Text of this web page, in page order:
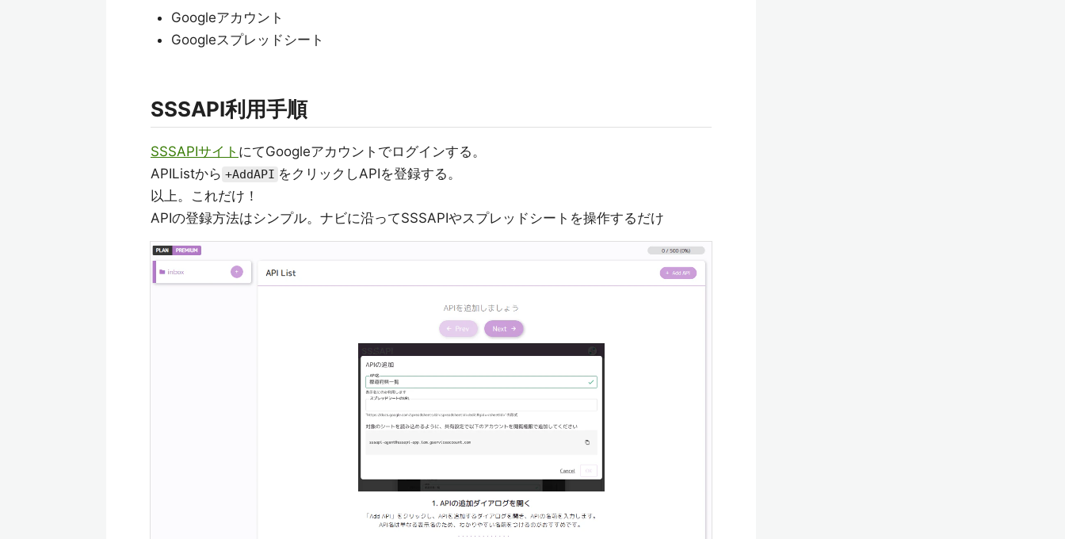
Googleアカウント
Googleスプレッドシート
SSSAPI利用手順
SSSAPIサイト にてGoogleアカウントでログインする。
APIListから +AddAPI をクリックしAPIを登録する。
以上。これだけ！
APIの登録方法はシンプル。ナビに沿ってSSSAPIやスプレッドシートを操作するだけ